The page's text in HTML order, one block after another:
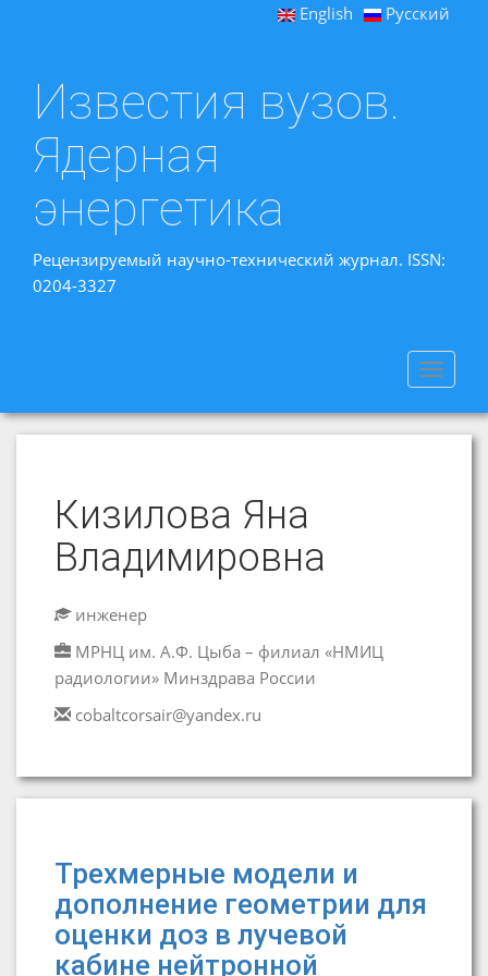
English Русский
Известия вузов.
Ядерная
энергетика
Рецензируемый научно-технический журнал. ISSN:
0204-3327
Toggle
Кизилова Яна
Владимировна
инженер
МРНЦ им. А.Ф. Цыба – филиал «НМИЦ
радиологии» Минздрава России
cobaltcorsair@yandex.ru
Трехмерные модели и
дополнение геометрии для
оценки доз в лучевой
кабине нейтронной